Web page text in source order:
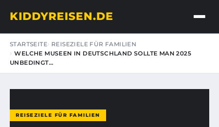
KIDDYREISEN.DE
STARTSEITE REISEZIELE FÜR FAMILIEN
WELCHE MUSEEN IN DEUTSCHLAND SOLLTE MAN 2025
UNBEDINGT…
REISEZIELE FÜR FAMILIEN